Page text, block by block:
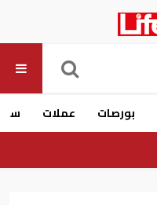
بورصات عملات